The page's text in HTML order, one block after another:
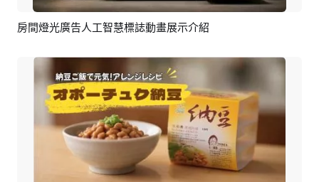
預覽 AI剪同款
房間燈光廣告人工智慧標誌動畫展示介紹